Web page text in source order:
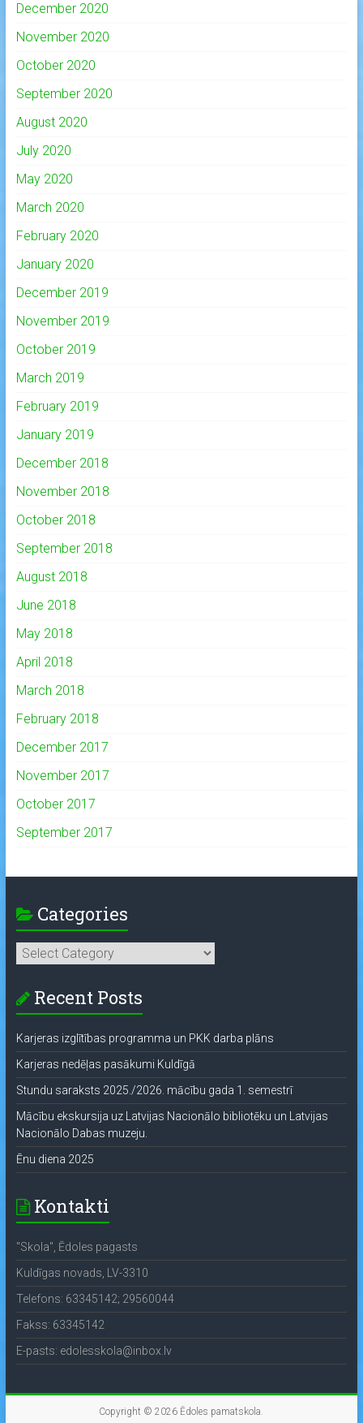
December 2020
November 2020
October 2020
September 2020
August 2020
July 2020
May 2020
March 2020
February 2020
January 2020
December 2019
November 2019
October 2019
March 2019
February 2019
January 2019
December 2018
November 2018
October 2018
September 2018
August 2018
June 2018
May 2018
April 2018
March 2018
February 2018
December 2017
November 2017
October 2017
September 2017
Categories
Categories
Recent Posts
Karjeras izglītības programma un PKK darba plāns
Karjeras nedēļas pasākumi Kuldīgā
Stundu saraksts 2025./2026. mācību gada 1. semestrī
Mācību ekskursija uz Latvijas Nacionālo bibliotēku un Latvijas
Nacionālo Dabas muzeju.
Ēnu diena 2025
Kontakti
"Skola", Ēdoles pagasts
Kuldīgas novads, LV-3310
Telefons: 63345142; 29560044
Fakss: 63345142
E-pasts: edolesskola@inbox.lv
Copyright © 2026 Ēdoles pamatskola.